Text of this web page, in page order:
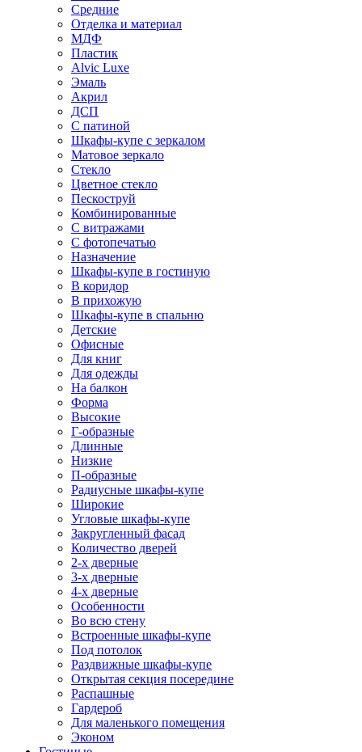
Средние
Отделка и материал
МДФ
Пластик
Alvic Luxe
Эмаль
Акрил
ДСП
С патиной
Шкафы-купе с зеркалом
Матовое зеркало
Стекло
Цветное стекло
Пескоструй
Комбинированные
С витражами
С фотопечатью
Назначение
Шкафы-купе в гостиную
В коридор
В прихожую
Шкафы-купе в спальню
Детские
Офисные
Для книг
Для одежды
На балкон
Форма
Высокие
Г-образные
Длинные
Низкие
П-образные
Радиусные шкафы-купе
Широкие
Угловые шкафы-купе
Закругленный фасад
Количество дверей
2-х дверные
3-х дверные
4-х дверные
Особенности
Во всю стену
Встроенные шкафы-купе
Под потолок
Раздвижные шкафы-купе
Открытая секция посередине
Распашные
Гардероб
Для маленького помещения
Эконом